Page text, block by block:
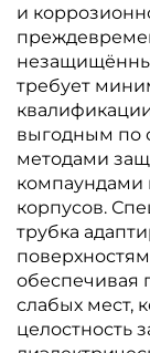
и
требует
выгодным по
методами
компаундами
корпусов.
трубка
обеспечивая
слабых мест,
целостность